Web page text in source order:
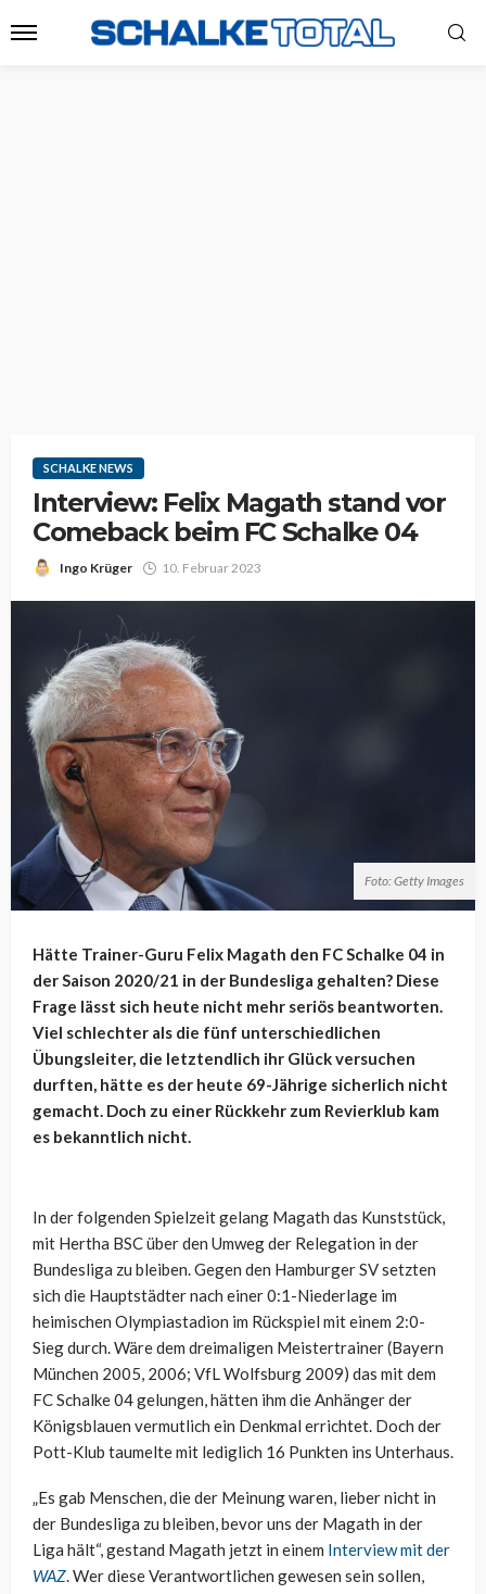
SCHALKE NEWS
Interview: Felix Magath stand vor
Comeback beim FC Schalke 04
Ingo Krüger 10. Februar 2023
Foto: Getty Images
Hätte Trainer-Guru Felix Magath den FC Schalke 04 in
der Saison 2020/21 in der Bundesliga gehalten? Diese
Frage lässt sich heute nicht mehr seriös beantworten.
Viel schlechter als die fünf unterschiedlichen
Übungsleiter, die letztendlich ihr Glück versuchen
durften, hätte es der heute 69-Jährige sicherlich nicht
gemacht. Doch zu einer Rückkehr zum Revierklub kam
es bekanntlich nicht.
In der folgenden Spielzeit gelang Magath das Kunststück,
mit Hertha BSC über den Umweg der Relegation in der
Bundesliga zu bleiben. Gegen den Hamburger SV setzten
sich die Hauptstädter nach einer 0:1-Niederlage im
heimischen Olympiastadion im Rückspiel mit einem 2:0-
Sieg durch. Wäre dem dreimaligen Meistertrainer (Bayern
München 2005, 2006; VfL Wolfsburg 2009) das mit dem
FC Schalke 04 gelungen, hätten ihm die Anhänger der
Königsblauen vermutlich ein Denkmal errichtet. Doch der
Pott-Klub taumelte mit lediglich 16 Punkten ins Unterhaus.
„Es gab Menschen, die der Meinung waren, lieber nicht in
der Bundesliga zu bleiben, bevor uns der Magath in der
Liga hält“, gestand Magath jetzt in einem Interview mit der
WAZ. Wer diese Verantwortlichen gewesen sein sollen,